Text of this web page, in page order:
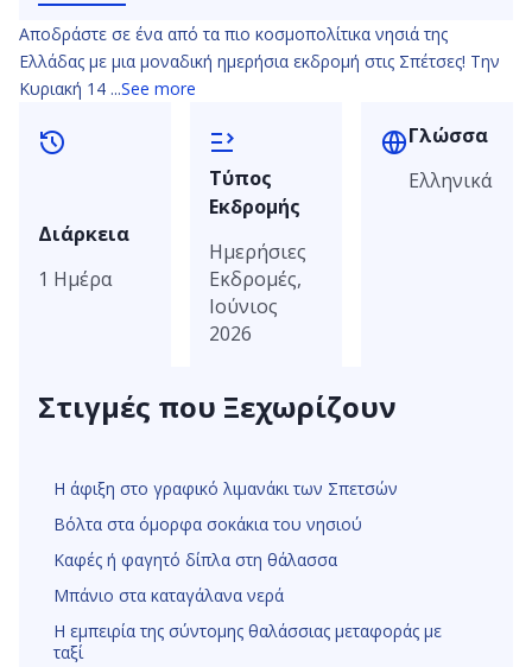
Περιφέρεια Αττικής, Αποκεντρωμένη Διοίκηση Αττικής, 180
50, Ελλάδα
Αποδράστε σε ένα από τα πιο κοσμοπολίτικα νησιά της
Ελλάδας με μια μοναδική ημερήσια εκδρομή στις Σπέτσες! Την
Κυριακή 14 ...See more
Διάρκεια
1 Ημέρα
Τύπος
Εκδρομής
Ημερήσιες
Εκδρομές,
Ιούνιος
2026
Γλώσσα
Ελληνικά
Στιγμές που Ξεχωρίζουν
Η άφιξη στο γραφικό λιμανάκι των Σπετσών
Βόλτα στα όμορφα σοκάκια του νησιού
Καφές ή φαγητό δίπλα στη θάλασσα
Μπάνιο στα καταγάλανα νερά
Η εμπειρία της σύντομης θαλάσσιας μεταφοράς με
ταξί